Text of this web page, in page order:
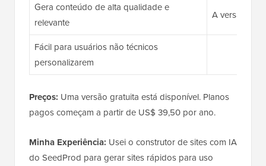
Gera conteúdo de alta qualidade e
relevante
A versão
Fácil para usuários não técnicos
personalizarem
Preços: Uma versão gratuita está disponível. Planos
pagos começam a partir de US$ 39,50 por ano.
Minha Experiência: Usei o construtor de sites com IA
do SeedProd para gerar sites rápidos para uso